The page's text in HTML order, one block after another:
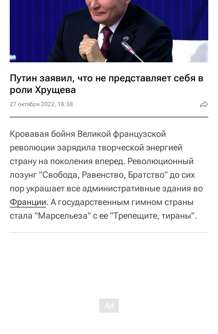
Путин заявил, что не представляет себя в
роли Хрущева
27 октября 2022, 18:38
Кровавая бойня Великой французской
революции зарядила творческой энергией
страну на поколения вперед. Революционный
лозунг "Свобода, Равенство, Братство" до сих
пор украшает все административные здания во
Франции. А государственным гимном страны
стала "Марсельеза" с ее "Трепещите, тираны".